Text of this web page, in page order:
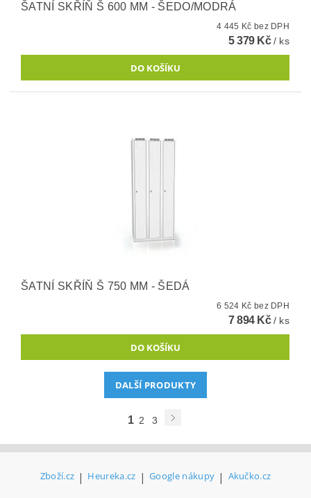
ŠATNÍ SKŘÍŇ Š 600 MM - ŠEDO/MODRÁ
4 445 Kč bez DPH
5 379 Kč/ ks
ŠATNÍ SKŘÍŇ Š 750 MM - ŠEDÁ
6 524 Kč bez DPH
7 894 Kč/ ks
DALŠÍ PRODUKTY
1 2 3
Zboží.cz | Heureka.cz | Google nákupy | Akučko.cz